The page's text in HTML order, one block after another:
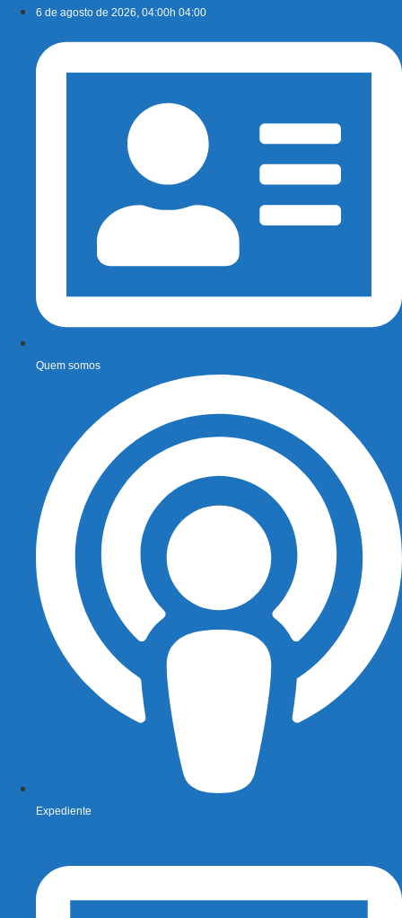
conteúdo
6 de agosto de 2026, 04:00h 04:00
Quem somos
Expediente